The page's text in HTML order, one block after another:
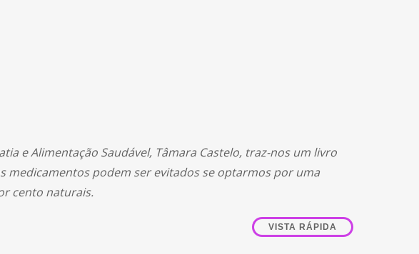
e Alimentação Saudável, Tâmara Castelo, traz-nos um livro
medicamentos podem ser evitados se optarmos por uma
cento naturais.
VISTA RÁPIDA